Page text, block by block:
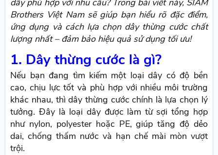
dây phù hợp với nhu cầu? Trong bài viết này, SIAM
Brothers Việt Nam sẽ giúp bạn hiểu rõ đặc điểm,
ứng dụng và cách lựa chọn dây thừng cước chất
lượng nhất – đảm bảo hiệu quả sử dụng tối ưu!
1. Dây thừng cước là gì?
Nếu bạn đang tìm kiếm một loại dây có độ bền
cao, chịu lực tốt và phù hợp với nhiều môi trường
khác nhau, thì dây thừng cước chính là lựa chọn lý
tưởng. Đây là loại dây được làm từ sợi tổng hợp
như nylon, polyester hoặc PE, giúp tăng độ dẻo
dai, chống thấm nước và hạn chế mài mòn vượt
trội.